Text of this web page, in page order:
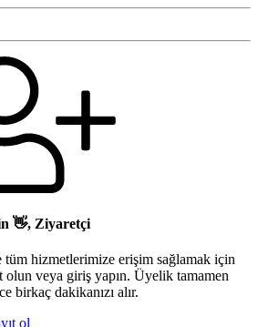
👋, Ziyaretçi
hizmetlerimize erişim sağlamak için
olun veya giriş yapın. Üyelik tamamen
birkaç dakikanızı alır.
ol